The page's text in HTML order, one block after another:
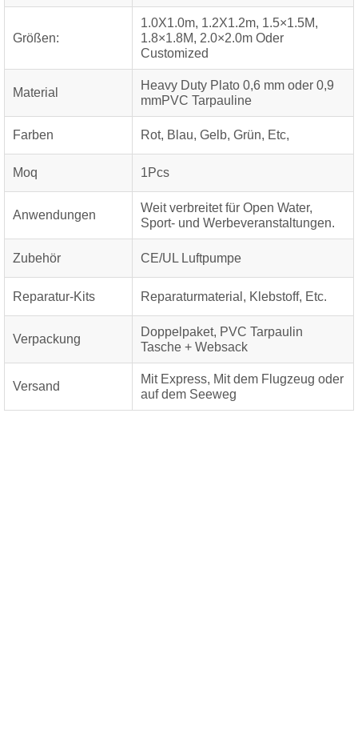
Größen:
1.0X1.0m, 1.2X1.2m, 1.5×1.5M,
1.8×1.8M, 2.0×2.0m Oder
Customized
Material
Heavy Duty Plato 0,6 mm oder 0,9
mmPVC Tarpauline
Farben Rot, Blau, Gelb, Grün, Etc,
Moq 1Pcs
Anwendungen
Weit verbreitet für Open Water,
Sport- und Werbeveranstaltungen.
Zubehör CE/UL Luftpumpe
Reparatur-Kits Reparaturmaterial, Klebstoff, Etc.
Verpackung
Doppelpaket, PVC Tarpaulin
Tasche + Websack
Versand
Mit Express, Mit dem Flugzeug oder
auf dem Seeweg